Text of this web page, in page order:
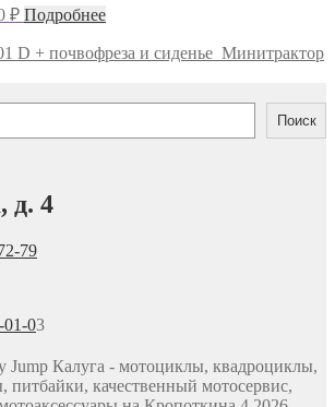
₽ Подробнее
D + почвофреза и сиденье Минитрактор
Поиск
д. 4
79
01-03
Калуга - мотоциклы, квадроциклы,
питбайки, качественный мотосервис,